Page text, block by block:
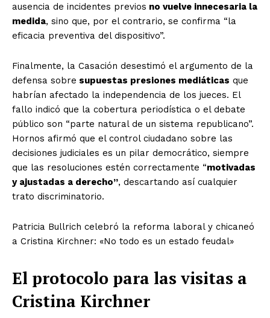
ausencia de incidentes previos no vuelve innecesaria la
medida, sino que, por el contrario, se confirma “la
eficacia preventiva del dispositivo”.
Finalmente, la Casación desestimó el argumento de la
defensa sobre supuestas presiones mediáticas que
habrían afectado la independencia de los jueces. El
fallo indicó que la cobertura periodística o el debate
público son “parte natural de un sistema republicano”.
Hornos afirmó que el control ciudadano sobre las
decisiones judiciales es un pilar democrático, siempre
que las resoluciones estén correctamente “motivadas
y ajustadas a derecho”, descartando así cualquier
trato discriminatorio.
Patricia Bullrich celebró la reforma laboral y chicaneó
a Cristina Kirchner: «No todo es un estado feudal»
El protocolo para las visitas a
Cristina Kirchner